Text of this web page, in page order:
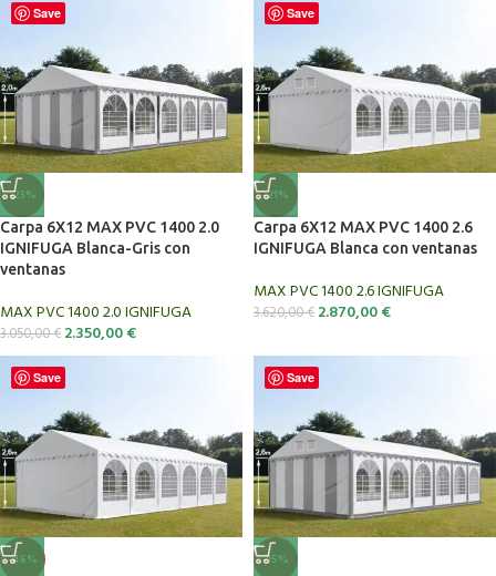
Save
-23%
Carpa 6X12 MAX PVC 1400 2.0
IGNIFUGA Blanca-Gris con
ventanas
MAX PVC 1400 2.0 IGNIFUGA
3.050,00€ 2.350,00€
Save
-21%
Carpa 6X12 MAX PVC 1400 2.6
IGNIFUGA Blanca con ventanas
MAX PVC 1400 2.6 IGNIFUGA
3.620,00€ 2.870,00€
Save
-46%
Save
-15%